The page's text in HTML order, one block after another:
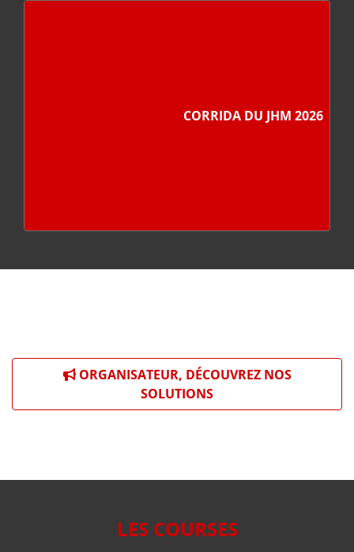
CORRIDA DU JHM 2026
ORGANISATEUR, DÉCOUVREZ NOS
SOLUTIONS
LES COURSES